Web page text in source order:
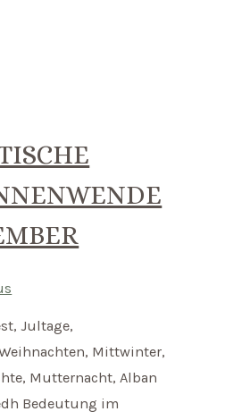
Jultage,
Mittwinter,
Mutternacht, Alban
Bedeutung im